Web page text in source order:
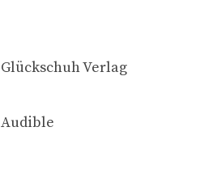
Glückschuh Verlag
Audible